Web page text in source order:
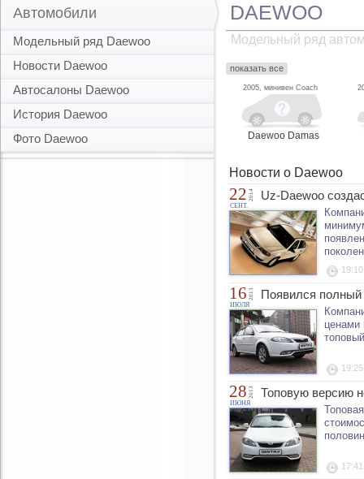
Автомобили
Модельный ряд Daewoo
Новости Daewoo
Автосалоны Daewoo
История Daewoo
Фото Daewoo
DAEWOO
Модельный ряд
показать все
2005, минивен Coach
Daewoo Damas
Новости о Daewoo
22
СЕНТ.
2014 Uz-Daewoo
19:10
16
ИЮЛЯ
2013 Появился
ценами
19:25
28
ИЮНЯ
2013 Топовую версию
17:41